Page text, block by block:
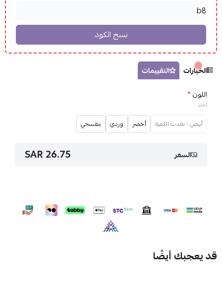
الخيارات
التقييمات
اللون*
اختر
أبيض - نفدت الكمية أخضر وردي بنفسجي
السعر 26.75 SAR
قد يعجبك أيضًا